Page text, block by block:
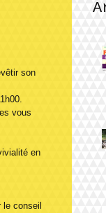
son
vous
en
conseil